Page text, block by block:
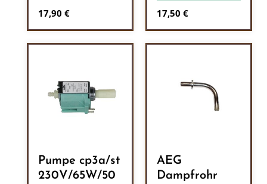
Regulärer Preis:
17,90 € Regulärer Preis:
17,50 €
Pumpe cp3a/st
230V/65W/50
AEG
Dampfrohr